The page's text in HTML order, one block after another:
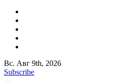
Вс. Авг 9th, 2026
Subscribe